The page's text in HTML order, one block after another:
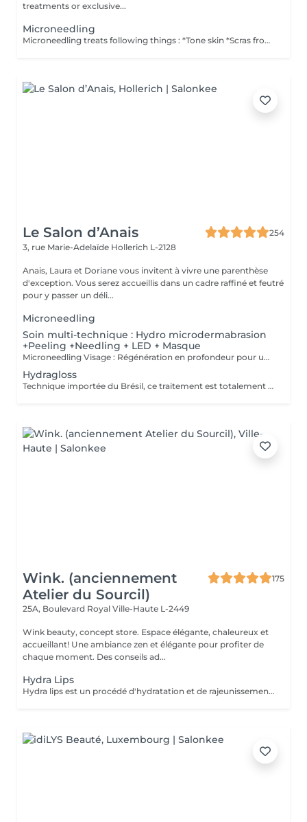
treatments or exclusive...
Microneedling
Microneedling treats following things : *Tone skin *Scras from acne *Sagging skin *Anti-winckels *Treats pigment from the sun, pregnancy and age *Eliminats black heads *Tighten the dilated pores and smoothing the skin *Deep hydratation *Activats the blood circulation *Activate the production of new cellules *Better penetration of products *Revitalizing *Stimulat the healing process The skin need 10-14 days to recover/heal, why a protective cream and a Spf 50 cream ( Germaine di Capucini) for home care are highly recommanded. Spf 50 is really important to not catch spots from the sun. Contraindication : *Pregnancy, breastfeeding *Ectema, Psoriasis *Skin burn *People with cancer diagnosis Post Microneedling : *No water during 12 hours *No make-up during 24-48 hours *No sun and/or solarium during 2 WEEKS *No peeling and laser during 2 WEEKS
Le Salon d’Anais
254
3, rue Marie-Adelaïde Hollerich L-2128
Anais, Laura et Doriane vous invitent à vivre une parenthèse
d'exception. Vous serez accueillis dans un cadre raffiné et feutré
pour y passer un déli...
Microneedling
Soin multi-technique : Hydro microdermabrasion
+Peeling +Needling + LED + Masque
Microneedling Visage : Régénération en profondeur pour une peau visiblement transformée Le microneedling est un soin de revitalisation cutanée non invasif qui consiste à créer de microperforations contrôlées à l'aide d'un stylo électrique doté de fines aiguilles stériles. Ces microperforations stimulent naturellement la production de collagène et d'élastine, déclenchant un processus de régénération cellulaire intense. AVANTAGES DU SOIN - Atténue les ridules et les rides - Réduit les cicatrices d'acné et les imperfections - Améliore la fermeté et l'élasticité de la peau - Estompe les taches pigmentaires et le teint irrégulier - Resserre les pores dilatés - Apporte de l'éclat et un effet peau neuve Le microneedling peut être personnalisé selon les besoins grâce à l'application de sérums ciblés (acide hyaluronique, vitamine C, peptides, etc.) qui pénètrent plus profondément grâce aux microcanaux créés. CONTRE INDICATIONS - Grossesse, allaitement - Pas d'exposition solaire 48h avant et 7 jours après le soin - Traitement lourd par chimio (attendre 1 an) et par antibiotique ou Roaccutane et dérivé (attendre 6 mois) - Prise d'anticoagulant - Maladie auto-immune (diabète, maladie mal contrôlée, ...) - Injection botox (attendre 2 semaines) et de produits de comblement (attendre 4 semaines) - Prise d'anti-inflammatoire pendant plus de 5 jours - Acné active - Cicatrices chéloïdes
Hydragloss
Technique importée du Brésil, ce traitement est totalement personnalisé. Peu invasif, il est profond et spécifiquement conçu pour les lèvres. Ce soin consiste à faire pénétrer des actifs dont l'acide hyaluronique pour donner du volume, combler, repulper, hydrater et nourrir les lèvres, à l'aide de micro ou nano aiguilles qui grâce à leur passage dans la lèvre, permettent de stimuler le métabolisme de régénération cellulaire, favorisant ainsi la synthèse naturelle de collagène et élastine.
Wink. (anciennement
Atelier du Sourcil)
175
25A, Boulevard Royal Ville-Haute L-2449
Wink beauty, concept store. Espace élégante, chaleureux et
accueillant! Une ambiance zen et élégante pour profiter de
chaque moment. Des conseils ad...
Hydra Lips
Hydra lips est un procédé d'hydratation et de rajeunissement des lèvres! En plusieurs étapes, ce soin permet d'appliquer de l'acide hyaluronique et des vitamines pour redonner un volume naturel et une hydratation en profondeur. La couleur est plus belle les lèvres sont plus douce! Pour tout type de peau, idéale pour des lèvres: -fissures et déshydratées. -dépigmenté. -ridées.